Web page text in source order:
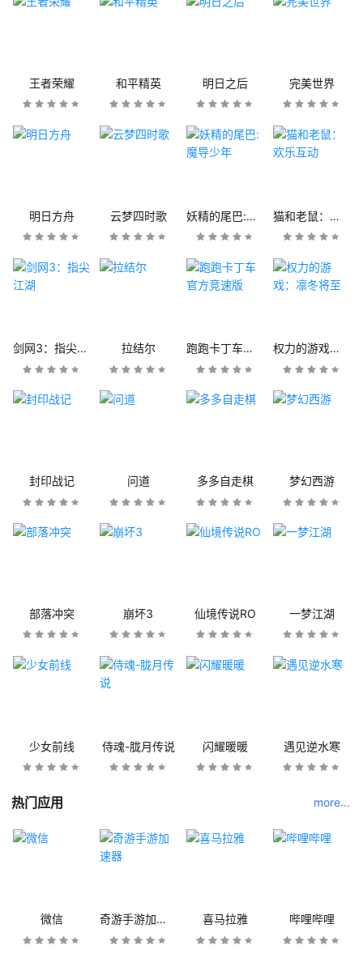
王者荣耀 和平精英 明日之后 完美世界
明日方舟 云梦四时歌 妖精的尾巴:魔导少年 猫和老鼠：欢乐互动
剑网3：指尖江湖 拉结尔 跑跑卡丁车官方竞速版 权力的游戏：凛冬将至
封印战记 问道 多多自走棋 梦幻西游
部落冲突 崩坏3 仙境传说RO 一梦江湖
少女前线 侍魂-胧月传说 闪耀暖暖 遇见逆水寒
热门应用 more...
微信 奇游手游加速器 喜马拉雅 哔哩哔哩